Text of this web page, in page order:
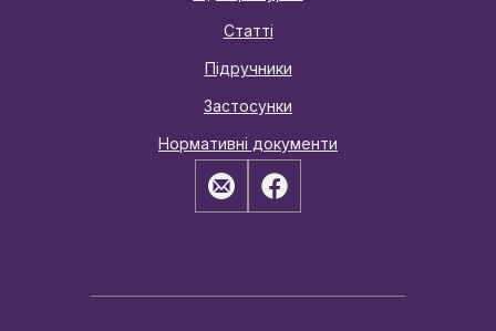
Статті
Підручники
Застосунки
Нормативні документи